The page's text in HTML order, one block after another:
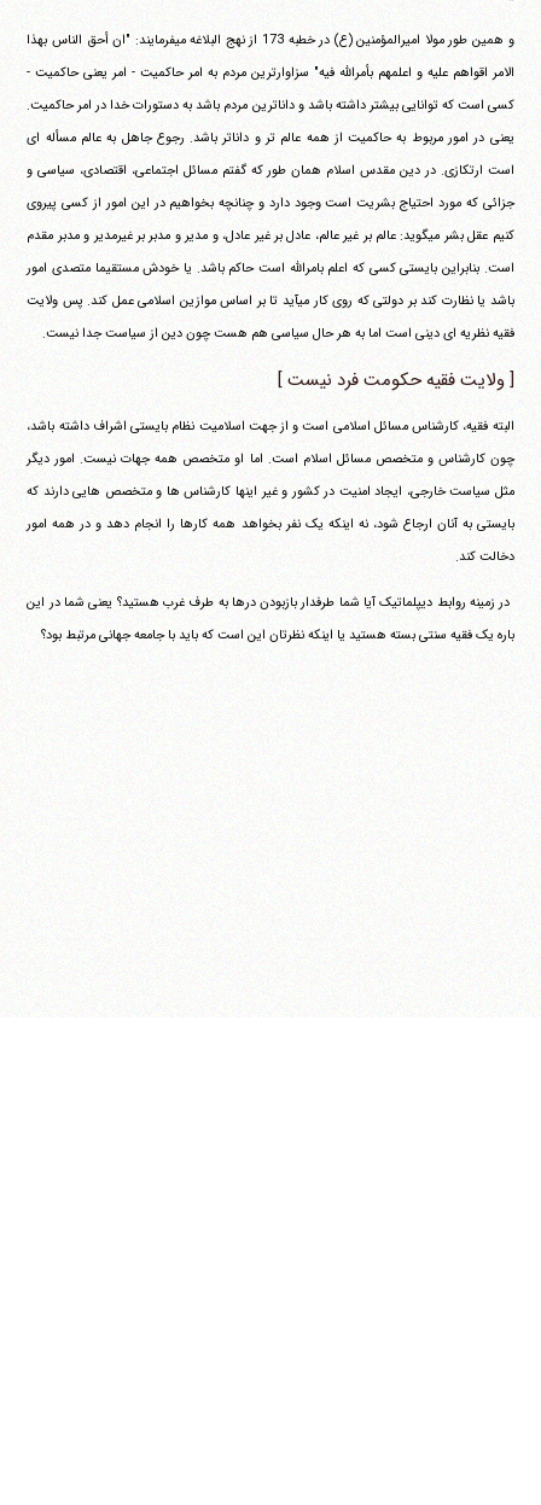
و همین طور مولا امیرالمؤمنین (ع) در خطبه 173 از نهج البلاغه می‎فرمایند: "ان أحق الناس بهذا
الامر اقواهم علیه و اعلمهم بأمرالله فیه" سزاوارترین مردم به امر حاکمیت - امر یعنی حاکمیت -
کسی است که توانایی بیشتر داشته باشد و داناترین مردم باشد به دستورات خدا در امر حاکمیت.
یعنی در امور مربوط به حاکمیت از همه عالم تر و داناتر باشد. رجوع جاهل به عالم مسأله ای
است ارتکازی. در دین مقدس اسلام همان طور که گفتم مسائل اجتماعی، اقتصادی، سیاسی و
جزائی که مورد احتیاج بشریت است وجود دارد و چنانچه بخواهیم در این امور از کسی پیروی
کنیم عقل بشر می‎گوید: عالم بر غیر عالم، عادل بر غیر عادل، و مدیر و مدبر بر غیرمدیر و مدبر مقدم
است. بنابراین بایستی کسی که اعلم بامرالله است حاکم باشد. یا خودش مستقیما متصدی امور
باشد یا نظارت کند بر دولتی که روی کار می‎آید تا بر اساس موازین اسلامی عمل کند. پس ولایت
فقیه نظریه ای دینی است اما به هر حال سیاسی هم هست چون دین از سیاست جدا نیست.
[ ولایت فقیه حکومت فرد نیست ]
البته فقیه، کارشناس مسائل اسلامی است و از جهت اسلامیت نظام بایستی اشراف داشته باشد،
چون کارشناس و متخصص مسائل اسلام است. اما او متخصص همه جهات نیست. امور دیگر
مثل سیاست خارجی، ایجاد امنیت در کشور و غیر اینها کارشناس ها و متخصص هایی دارند که
بایستی به آنان ارجاع شود، نه اینکه یک نفر بخواهد همه کارها را انجام دهد و در همه امور
دخالت کند.
‏ در زمینه روابط دیپلماتیک آیا شما طرفدار بازبودن درها به طرف غرب هستید؟ یعنی شما در این
باره یک فقیه سنتی بسته هستید یا اینکه نظرتان این است که باید با جامعه جهانی مرتبط بود؟